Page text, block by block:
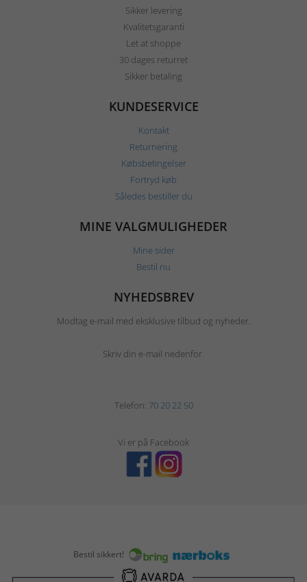
Sikker levering
Kvalitetsgaranti
Let at shoppe
30 dages returret
Sikker betaling
KUNDESERVICE
Kontakt
Returnering
Købsbetingelser
Fortryd køb
Således bestiller du
MINE VALGMULIGHEDER
Mine sider
Bestil nu
NYHEDSBREV
Modtag e-mail med eksklusive tilbud og nyheder.
Skriv din e-mail nedenfor.
Telefon: 70 20 22 50
Vi er på Facebook
Bestil sikkert!